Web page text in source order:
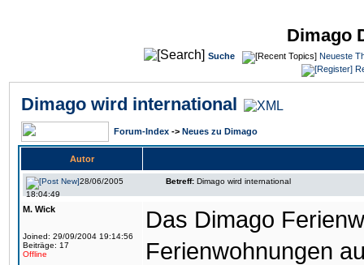
Dimago
Suche
Neueste
Dimago wird international
Forum-Index -> Neues zu Dimago
Autor
28/06/2005
18:04:49
Betreff: Dimago wird international
M. Wick
Joined: 29/09/2004 19:14:56
Beiträge: 17
Offline
Das Dimago
Ferienwohnungen